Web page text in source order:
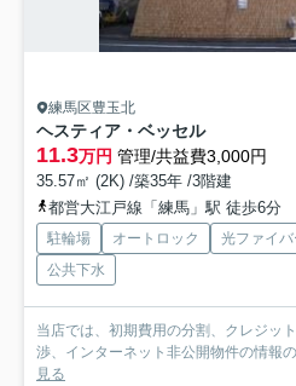
練馬区豊玉北
ヘスティア・ベッセル
11.3万円 管理/共益費3,000円
35.57㎡ (2K) /築35年 /3階建
都営大江戸線「練馬」駅 徒歩6分
駐輪場 オートロック 光ファイバ
公共下水
当店では、初期費用の分割、クレジッ
渉、インターネット非公開物件の情報
見る